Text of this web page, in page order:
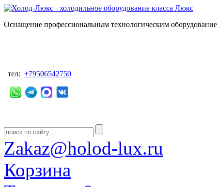
Оснащение профессиональным технологическим
тел: +79506542750
Zakaz@holod-lux.ru
Корзина